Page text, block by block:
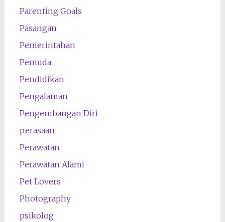
Parenting Goals
Pasangan
Pemerintahan
Pemuda
Pendidikan
Pengalaman
Pengembangan Diri
perasaan
Perawatan
Perawatan Alami
Pet Lovers
Photography
psikolog